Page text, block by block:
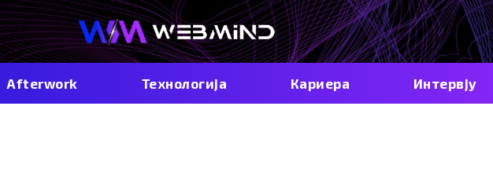
Afterwork Технологија Кариера Интервју